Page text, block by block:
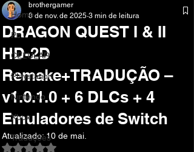
Home
Pc
CELULAR
Playstation
Nintendo
Xbox
Traduções
DRAGON QUEST I & II
HD-2D
Remake+TRADUÇÃO –
v1.0.1.0 + 6 DLCs + 4
Emuladores de Switch
brothergamer
8 de nov. de 2025 3 min de leitura
Atualizado:10 de mai.
Avaliado com NaN de 5 estrelas.